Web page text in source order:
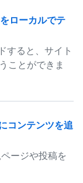
ローカルでテ
すると、サイト
ことができま
コンテンツを追
ージや投稿を